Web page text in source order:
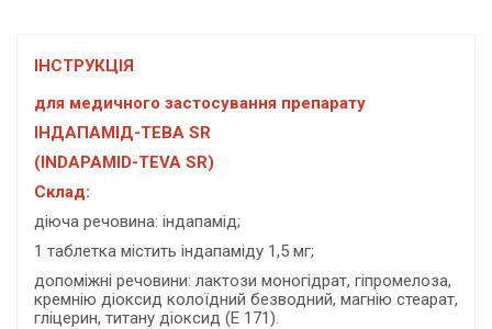
ІНСТРУКЦІЯ
для медичного застосування препарату
ІНДАПАМІД-ТЕВА SR
(INDAPAMID-TEVA SR)
Склад:
діюча речовина: індапамід;
1 таблетка містить індапаміду 1,5 мг;
допоміжні речовини: лактози моногідрат, гіпромелоза,
кремнію діоксид колоїдний безводний, магнію стеарат,
гліцерин, титану діоксид (Е 171).